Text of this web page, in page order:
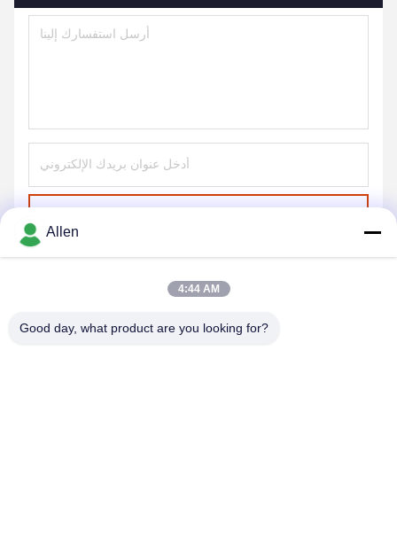
ارسل
Allen
4:44 AM
Good day, what product are you looking for?